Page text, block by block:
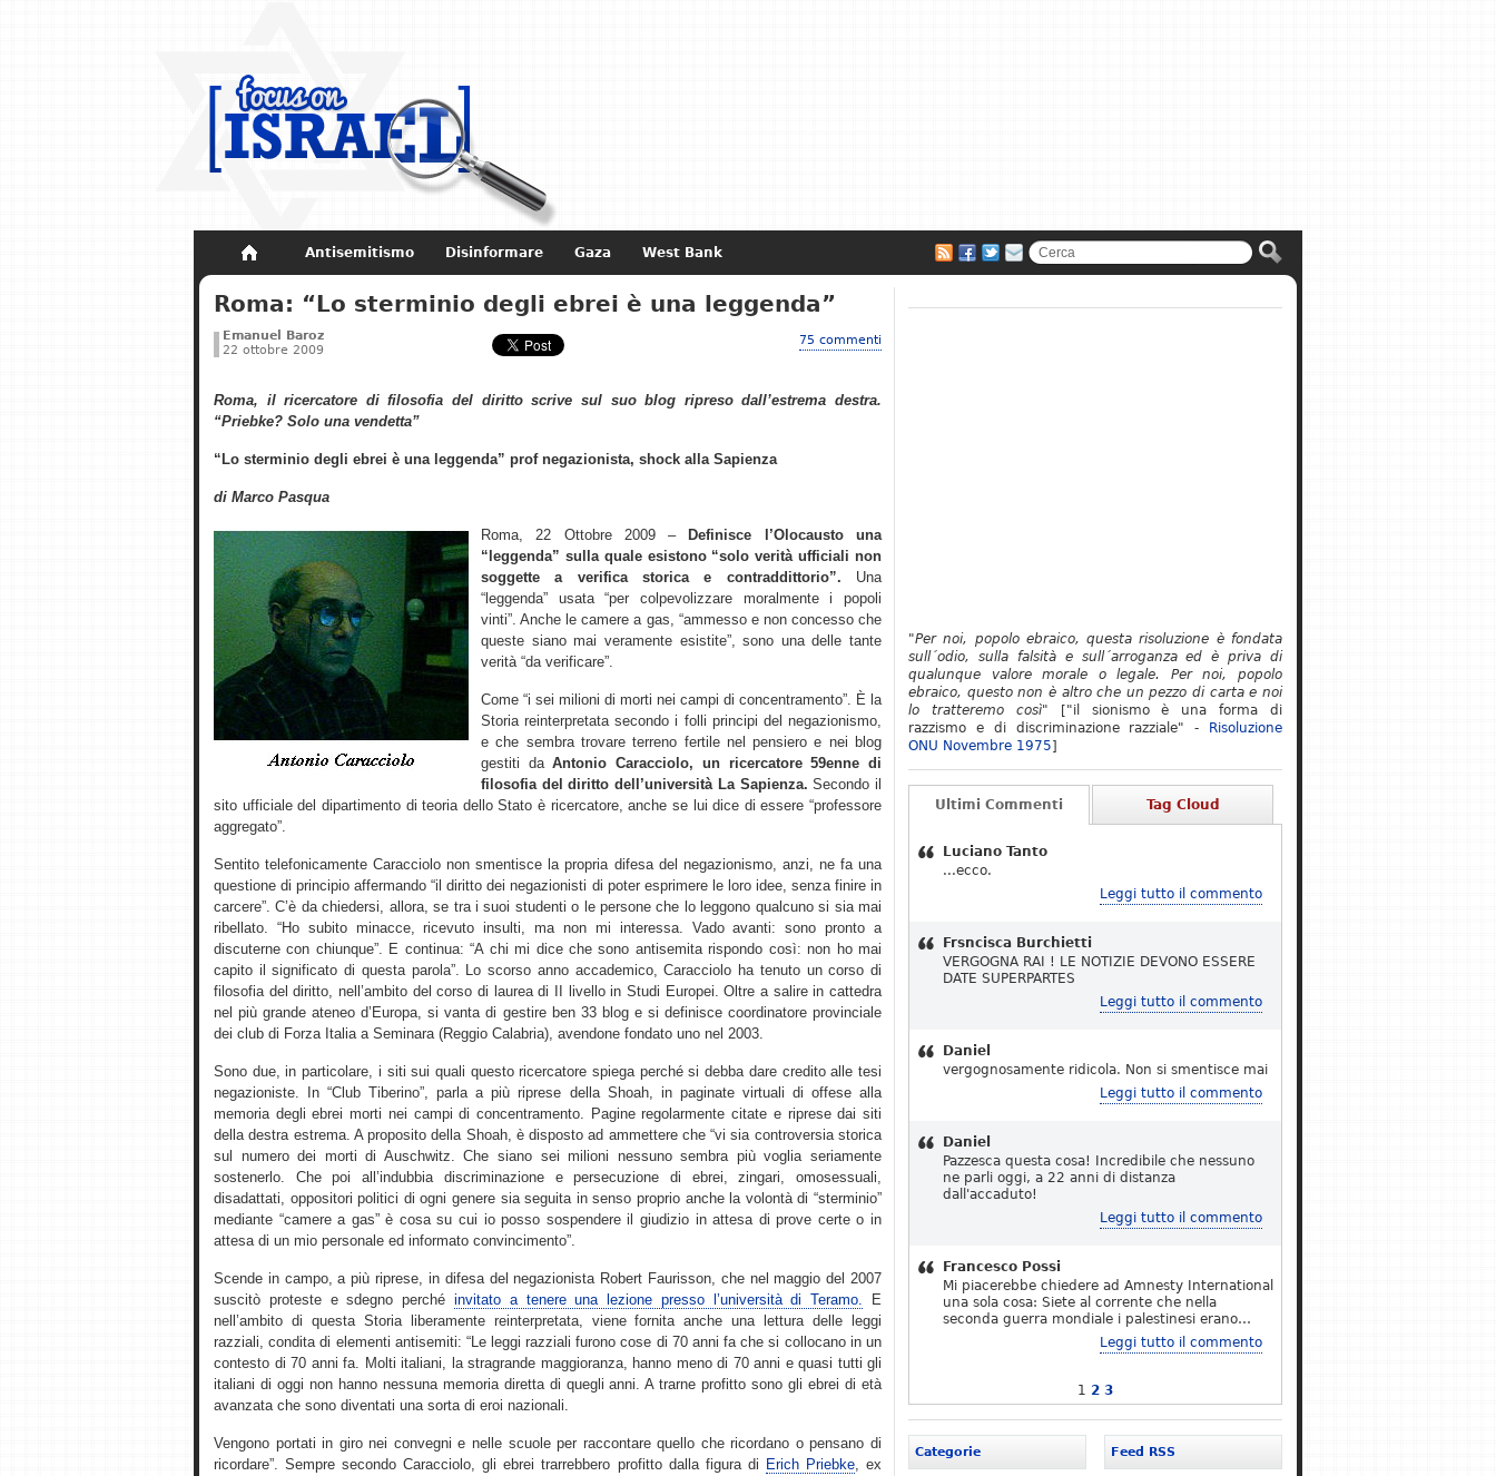
Antisemitismo Disinformare Gaza West Bank
Non dimenticare Storia di Israele
Roma: “Lo sterminio degli ebrei è una leggenda”
Emanuel Baroz
22 ottobre 2009
75 commenti
Roma, il ricercatore di filosofia del diritto scrive sul suo blog ripreso dall’estrema destra.
“Priebke? Solo una vendetta”
“Lo sterminio degli ebrei è una leggenda” prof negazionista, shock alla Sapienza
di Marco Pasqua
Roma, 22 Ottobre 2009 –
Definisce l’Olocausto una
“leggenda” sulla quale esistono “solo verità ufficiali non
soggette a verifica storica e contraddittorio”. Una
“leggenda” usata “per colpevolizzare moralmente i popoli
vinti”. Anche le camere a gas, “ammesso e non concesso che
queste siano mai veramente esistite”, sono una delle tante
verità “da verificare”.
Come “i sei milioni di morti nei campi di concentramento”. È la
Storia reinterpretata secondo i folli principi del negazionismo,
e che sembra trovare terreno fertile nel pensiero e nei blog
gestiti daAntonio Caracciolo, un ricercatore 59enne di
filosofia del diritto dell’università La Sapienza. Secondo il
sito ufficiale del dipartimento di teoria dello Stato è ricercatore, anche se lui dice di essere “professore
aggregato”.
Sentito telefonicamente Caracciolo non smentisce la propria difesa del negazionismo, anzi, ne fa una
questione di principio affermando “il diritto dei negazionisti di poter esprimere le loro idee, senza finire in
carcere”. C’è da chiedersi, allora, se tra i suoi studenti o le persone che lo leggono qualcuno si sia mai
ribellato. “Ho subito minacce, ricevuto insulti, ma non mi interessa. Vado avanti: sono pronto a
discuterne con chiunque”. E continua: “A chi mi dice che sono antisemita rispondo così: non ho mai
capito il significato di questa parola”. Lo scorso anno accademico, Caracciolo ha tenuto un corso di
filosofia del diritto, nell’ambito del corso di laurea di II livello in Studi Europei. Oltre a salire in cattedra
nel più grande ateneo d’Europa, si vanta di gestire ben 33 blog e si definisce coordinatore provinciale
dei club di Forza Italia a Seminara (Reggio Calabria), avendone fondato uno nel 2003.
Sono due, in particolare, i siti sui quali questo ricercatore spiega perché si debba dare credito alle tesi
negazioniste. In “Club Tiberino”, parla a più riprese della Shoah, in paginate virtuali di offese alla
memoria degli ebrei morti nei campi di concentramento. Pagine regolarmente citate e riprese dai siti
della destra estrema. A proposito della Shoah, è disposto ad ammettere che “vi sia controversia storica
sul numero dei morti di Auschwitz. Che siano sei milioni nessuno sembra più voglia seriamente
sostenerlo. Che poi all’indubbia discriminazione e persecuzione di ebrei, zingari, omosessuali,
disadattati, oppositori politici di ogni genere sia seguita in senso proprio anche la volontà di “sterminio”
mediante “camere a gas” è cosa su cui io posso sospendere il giudizio in attesa di prove certe o in
attesa di un mio personale ed informato convincimento”.
Scende in campo, a più riprese, in difesa del negazionista Robert Faurisson, che nel maggio del 2007
suscitò proteste e sdegno perché invitato a tenere una lezione presso l’università di Teramo. E
nell’ambito di questa Storia liberamente reinterpretata, viene fornita anche una lettura delle leggi
razziali, condita di elementi antisemiti: “Le leggi razziali furono cose di 70 anni fa che si collocano in un
contesto di 70 anni fa. Molti italiani, la stragrande maggioranza, hanno meno di 70 anni e quasi tutti gli
italiani di oggi non hanno nessuna memoria diretta di quegli anni. A trarne profitto sono gli ebrei di età
avanzata che sono diventati una sorta di eroi nazionali.
Vengono portati in giro nei convegni e nelle scuole per raccontare quello che ricordano o pensano di
ricordare”. Sempre secondo Caracciolo, gli ebrei trarrebbero profitto dalla figura di Erich Priebke, ex
"Per noi, popolo ebraico, questa risoluzione è fondata
sull´odio, sulla falsità e sull´arroganza ed è priva di
qualunque valore morale o legale. Per noi, popolo
ebraico, questo non è altro che un pezzo di carta e noi
lo tratteremo così" ["il sionismo è una forma di
razzismo e di discriminazione razziale" -
Risoluzione
ONU Novembre 1975]
Ultimi Commenti Tag Cloud
Luciano Tanto
...ecco.
Leggi tutto il commento
Frsncisca Burchietti
VERGOGNA RAI ! LE NOTIZIE DEVONO ESSERE
DATE SUPERPARTES
Leggi tutto il commento
Daniel
vergognosamente ridicola. Non si smentisce mai
Leggi tutto il commento
Daniel
Pazzesca questa cosa! Incredibile che nessuno
ne parli oggi, a 22 anni di distanza
dall'accaduto!
Leggi tutto il commento
Francesco Possi
Mi piacerebbe chiedere ad Amnesty International
una sola cosa: Siete al corrente che nella
seconda guerra mondiale i palestinesi erano…
Leggi tutto il commento
1 2 3
Feed RSS
Categorie